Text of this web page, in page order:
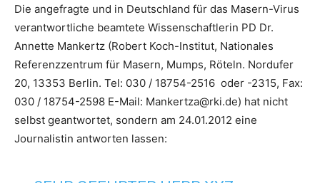
Die angefragte und in Deutschland für das Masern-Virus
verantwortliche beamtete Wissenschaftlerin PD Dr.
Annette Mankertz (Robert Koch-Institut, Nationales
Referenzzentrum für Masern, Mumps, Röteln. Nordufer
20, 13353 Berlin. Tel: 030 / 18754-2516 oder -2315, Fax:
030 / 18754-2598 E-Mail: Mankertza@rki.de) hat nicht
selbst geantwortet, sondern am 24.01.2012 eine
Journalistin antworten lassen: